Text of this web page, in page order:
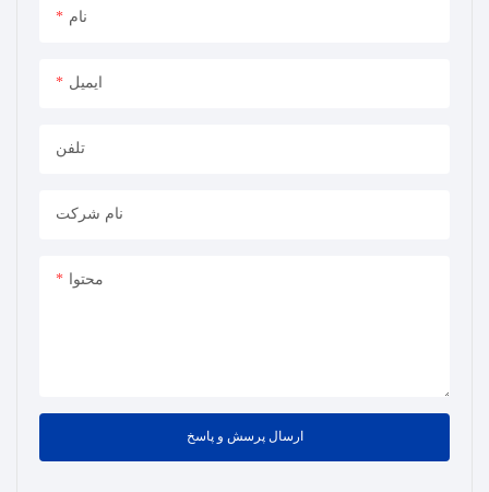
نام
ایمیل
تلفن
نام شرکت
محتوا
ارسال پرسش و پاسخ
حساس، قابل اعتماد و آسان
تداخل را بر دقت
ذخیره‌سازی داده‌ها: پشتیبانی
ظرفیت ذخیره‌سازی
تحلیل داده‌ها برای کاربران،